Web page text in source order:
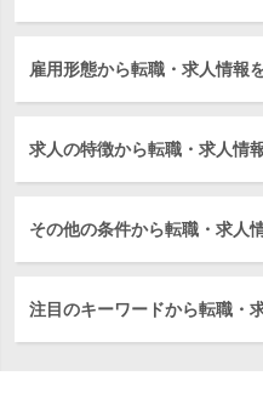
雇用形態から転職・求人情報
求人の特徴から転職・求人情
その他の条件から転職・求人
注目のキーワードから転職・